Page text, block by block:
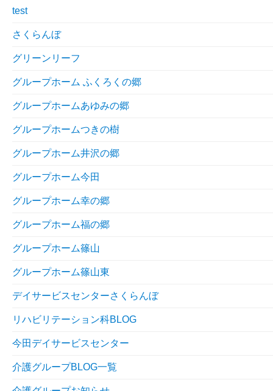
test
さくらんぼ
グリーンリーフ
グループホーム ふくろくの郷
グループホームあゆみの郷
グループホームつきの樹
グループホーム井沢の郷
グループホーム今田
グループホーム幸の郷
グループホーム福の郷
グループホーム篠山
グループホーム篠山東
デイサービスセンターさくらんぼ
リハビリテーション科BLOG
今田デイサービスセンター
介護グループBLOG一覧